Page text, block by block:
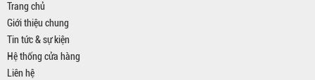
Trang chủ
Giới thiệu chung
Tin tức & sự kiện
Hệ thống cửa hàng
Liên hệ